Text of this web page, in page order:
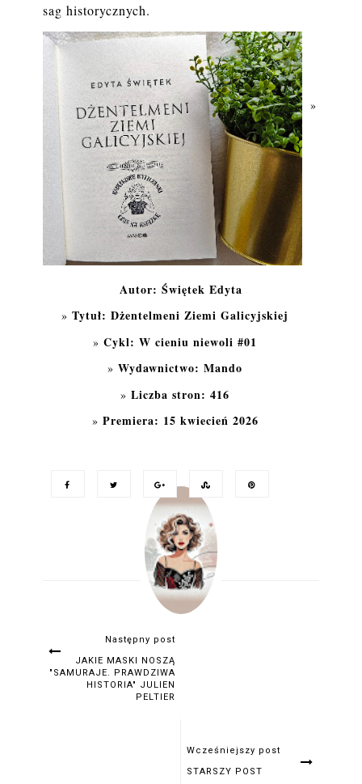
sag historycznych.
Autor: Świętek Edyta
Tytuł: Dżentelmeni Ziemi Galicyjskiej
Cykl: W cieniu niewoli #01
Wydawnictwo: Mando
Liczba stron: 416
Premiera: 15 kwiecień 2026
Następny post
JAKIE MASKI NOSZĄ
"SAMURAJE. PRAWDZIWA
HISTORIA" JULIEN
PELTIER
Wcześniejszy post
STARSZY POST